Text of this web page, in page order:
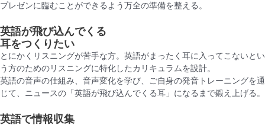
プレゼンに臨むことができるよう万全の準備を整える。
英語が飛び込んでくる
耳をつくりたい
とにかくリスニングが苦手な方。英語がまったく耳に入ってこないとい
う方のためのリスニングに特化したカリキュラムを設計。
英語の音声の仕組み、音声変化を学び、ご自身の発音トレーニングを通
じて、ニュースの「英語が飛び込んでくる耳」になるまで鍛え上げる。
英語で情報収集